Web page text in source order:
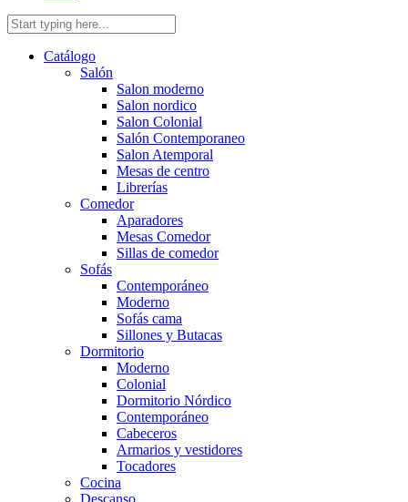
Catálogo
Salón
Salon moderno
Salon nordico
Salon Colonial
Salón Contemporaneo
Salon Atemporal
Mesas de centro
Librerías
Comedor
Aparadores
Mesas Comedor
Sillas de comedor
Sofás
Contemporáneo
Moderno
Sofás cama
Sillones y Butacas
Dormitorio
Moderno
Colonial
Dormitorio Nórdico
Contemporáneo
Cabeceros
Armarios y vestidores
Tocadores
Cocina
Descanso